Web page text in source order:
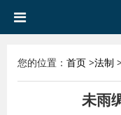
您的位置： 首页 >法制
未雨